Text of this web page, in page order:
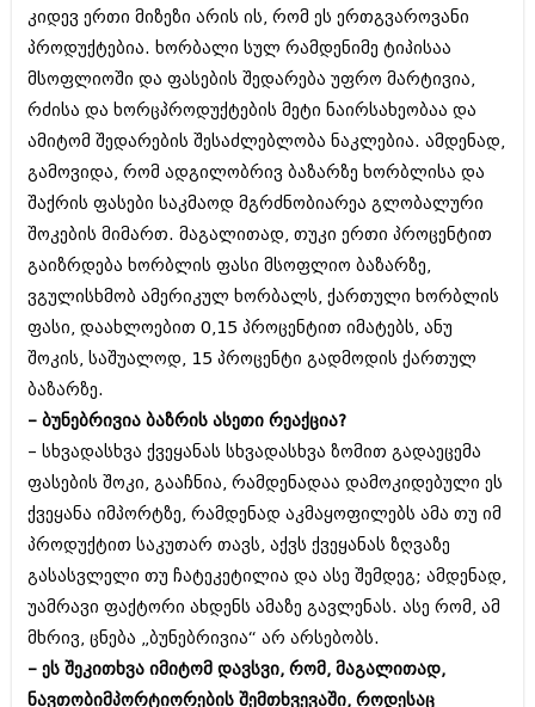
ოქტომბერი 2014 (292)
აგვისტო 2014 (248)
ივლისი 2014 (313)
ივნისი 2014 (366)
მაისი 2014 (313)
აპრილი 2014 (290)
მარტი 2014 (413)
თებერვალი 2014 (318)
იანვარი 2014 (297)
დეკემბერი 2013 (365)
ნოემბერი 2013 (279)
ოქტომბერი 2013 (256)
სექტემბერი 2013 (368)
ივლისი 2013 (182)
ივნისი 2013 (212)
მაისი 2013 (259)
აპრილი 2013 (304)
მარტი 2013 (352)
თებერვალი 2013 (204)
იანვარი 2013 (334)
დეკემბერი 2012 (98)
ნოემბერი 2012 (295)
ოქტომბერი 2012 (350)
სექტემბერი 2012 (264)
აგვისტო 2012 (268)
ივნისი 2012 (282)
მაისი 2012 (240)
კიდევ ერთი მიზეზი არის ის, რომ ეს ერთგვაროვანი
პროდუქტებია. ხორბალი სულ რამდენიმე ტიპისაა
მსოფლიოში და ფასების შედარება უფრო მარტივია,
რძისა და ხორცპროდუქტების მეტი ნაირსახეობაა და
ამიტომ შედარების შესაძლებლობა ნაკლებია. ამდენად,
გამოვიდა, რომ ადგილობრივ ბაზარზე ხორბლისა და
შაქრის ფასები საკმაოდ მგრძნობიარეა გლობალური
შოკების მიმართ. მაგალითად, თუკი ერთი პროცენტით
გაიზრდება ხორბლის ფასი მსოფლიო ბაზარზე,
ვგულისხმობ ამერიკულ ხორბალს, ქართული ხორბლის
ფასი, დაახლოებით 0,15 პროცენტით იმატებს, ანუ
შოკის, საშუალოდ, 15 პროცენტი გადმოდის ქართულ
ბაზარზე.
– ბუნებრივია ბაზრის ასეთი რეაქცია?
– სხვადასხვა ქვეყანას სხვადასხვა ზომით გადაეცემა
ფასების შოკი, გააჩნია, რამდენადაა დამოკიდებული ეს
ქვეყანა იმპორტზე, რამდენად აკმაყოფილებს ამა თუ იმ
პროდუქტით საკუთარ თავს, აქვს ქვეყანას ზღვაზე
გასასვლელი თუ ჩატეკეტილია და ასე შემდეგ; ამდენად,
უამრავი ფაქტორი ახდენს ამაზე გავლენას. ასე რომ, ამ
მხრივ, ცნება „ბუნებრივია“ არ არსებობს.
– ეს შეკითხვა იმიტომ დავსვი, რომ, მაგალითად,
ნავთობიმპორტიორების შემთხვევაში, როდესაც